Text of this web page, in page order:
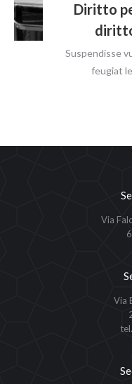
Diritto
Suspendisse
feugiat
Via
Via